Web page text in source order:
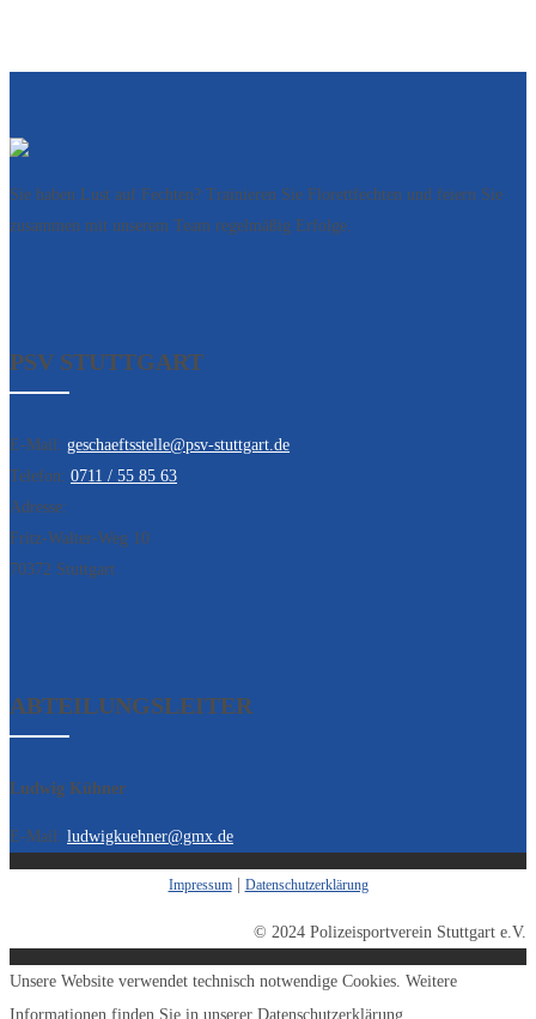
Sie haben Lust auf Fechten? Trainieren Sie Florettfechten und feiern Sie
zusammen mit unserem Team regelmäßig Erfolge.
PSV STUTTGART
E-Mail: geschaeftsstelle@psv-stuttgart.de
Telefon: 0711 / 55 85 63
Adresse:
Fritz-Walter-Weg 10
70372 Stuttgart
ABTEILUNGSLEITER
Ludwig Kühner
E-Mail: ludwigkuehner@gmx.de
Impressum| Datenschutzerklärung
© 2024 Polizeisportverein Stuttgart e.V.
Unsere Website verwendet technisch notwendige Cookies. Weitere
Informationen finden Sie in unserer Datenschutzerklärung.